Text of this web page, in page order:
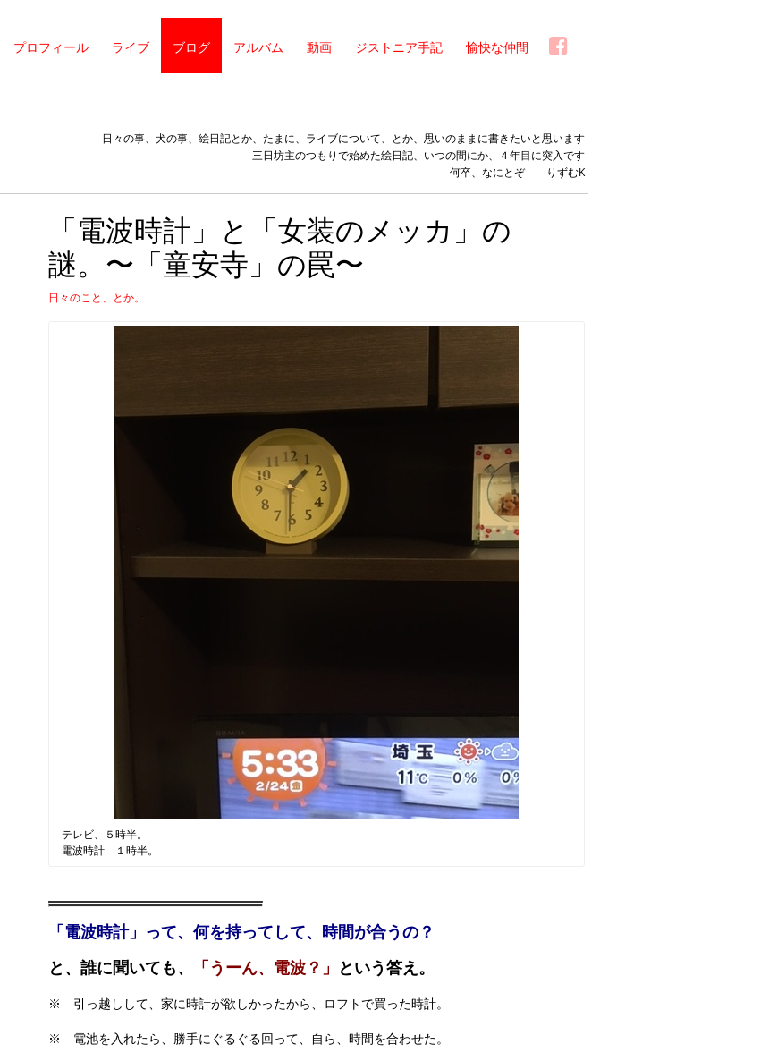
プロフィール ライブ ブログ アルバム 動画 ジストニア手記 愉快な仲間
日々の事、犬の事、絵日記とか、たまに、ライブについて、とか、思いのままに書きたいと思います
三日坊主のつもりで始めた絵日記、いつの間にか、４年目に突入です
何卒、なにとぞ りずむK
「電波時計」と「女装のメッカ」の
謎。〜「童安寺」の罠〜
日々のこと、とか。
テレビ、５時半。
電波時計 １時半。
「電波時計」って、何を持ってして、時間が合うの？
と、誰に聞いても、
「うーん、電波？」 という答え。
※ 引っ越しして、家に時計が欲しかったから、ロフトで買った時計。
※ 電池を入れたら、勝手にぐるぐる回って、自ら、時間を合わせた。